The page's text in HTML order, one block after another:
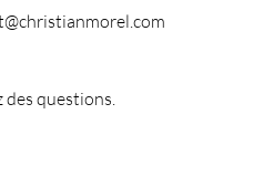
des questions.